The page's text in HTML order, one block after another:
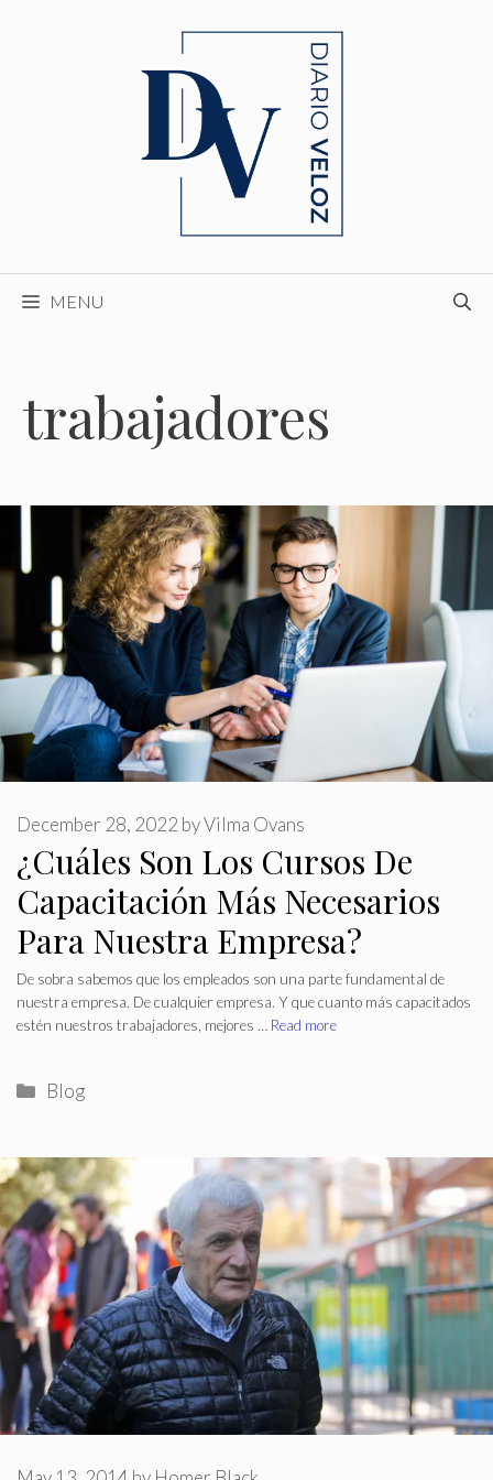
MENU
trabajadores
¿Cuáles Son Los Cursos De
Capacitación Más Necesarios
Para Nuestra Empresa?
December 28, 2022 byVilma Ovans
De sobra sabemos que los empleados son una parte fundamental de
nuestra empresa. De cualquier empresa. Y que cuanto más capacitados
estén nuestros trabajadores, mejores … Read more
Categories
Blog